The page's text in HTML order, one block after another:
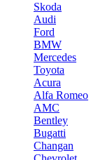
Skoda
Audi
Ford
BMW
Mercedes
Toyota
Acura
Alfa Romeo
AMC
Bentley
Bugatti
Changan